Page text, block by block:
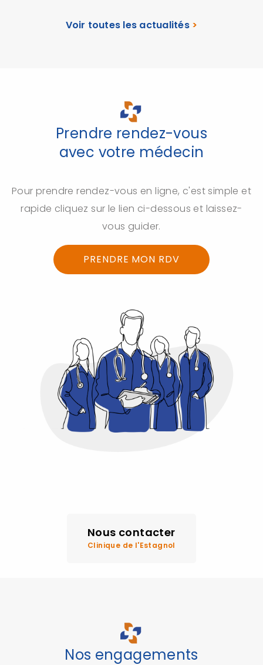
Voir toutes les actualités >
Prendre rendez-vous
avec votre médecin
Pour prendre rendez-vous en ligne, c'est simple et
rapide cliquez sur le lien ci-dessous et laissez-
vous guider.
PRENDRE MON RDV
Nous contacter
Clinique de l'Estagnol
Nos engagements